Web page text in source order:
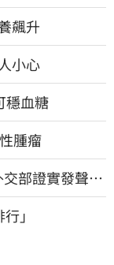
飆升
小心
穩血糖
腫瘤
部證實發聲
」